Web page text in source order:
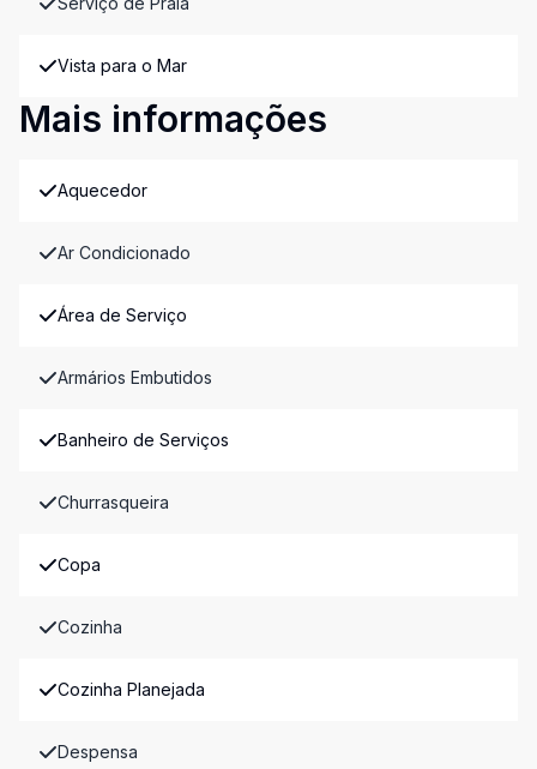
Vista para o Mar
Mais informações
Aquecedor
Ar Condicionado
Área de Serviço
Armários Embutidos
Banheiro de Serviços
Churrasqueira
Copa
Cozinha
Cozinha Planejada
Despensa